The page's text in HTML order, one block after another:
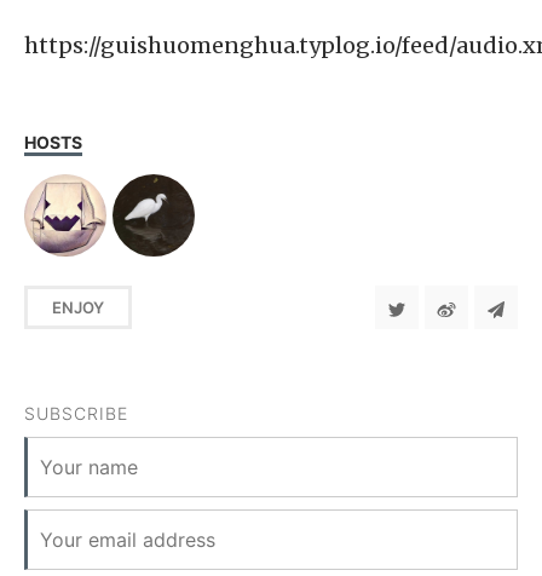
https://guishuomenghua.typlog.io/feed/
HOSTS
ENJOY
SUBSCRIBE